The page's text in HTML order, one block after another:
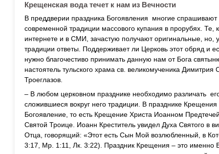
Крещенская вода течет к нам из Вечности
В преддверии праздника Богоявления многие
современной традиции массового купания в прорубях. Те,
интернете и в СМИ, зачастую получают оригинальные, но,
традиции ответы. Поддерживает ли Церковь этот обряд и
нужно благочестиво принимать данную нам от Бога
настоятель тульского храма св. великомученика
Троеглазов.
– В любом церковном празднике необходимо различать
сложившиеся вокруг него традиции. В празднике Крещения
Богоявление, то есть Крещение Христа Иоанном
Святой Троице. Иоанн Креститель увидел Духа Святого в
Отца, говорящий: «Этот есть Сын Мой возлюбленный, в
3:17, Мр. 1:11, Лк. 3:22). Праздник Крещения – это именно